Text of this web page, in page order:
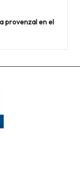
provenzal en el